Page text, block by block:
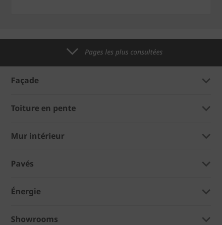
Pages les plus consultées
Façade
Toiture en pente
Mur intérieur
Pavés
Énergie
Showrooms